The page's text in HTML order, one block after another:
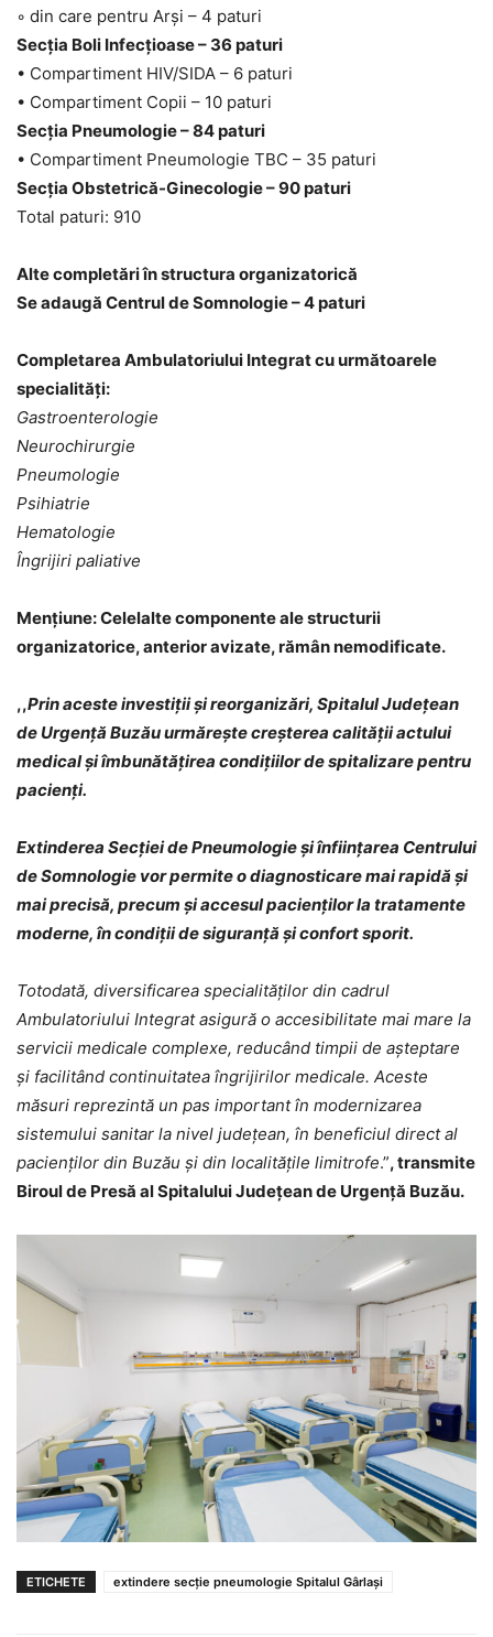
◦ din care pentru Arși – 4 paturi
Secția Boli Infecțioase – 36 paturi
• Compartiment HIV/SIDA – 6 paturi
• Compartiment Copii – 10 paturi
Secția Pneumologie – 84 paturi
• Compartiment Pneumologie TBC – 35 paturi
Secția Obstetrică-Ginecologie – 90 paturi
Total paturi: 910
Alte completări în structura organizatorică
Se adaugă Centrul de Somnologie – 4 paturi
Completarea Ambulatoriului Integrat cu următoarele
specialități:
Gastroenterologie
Neurochirurgie
Pneumologie
Psihiatrie
Hematologie
Îngrijiri paliative
Mențiune: Celelalte componente ale structurii
organizatorice, anterior avizate, rămân nemodificate.
,,Prin aceste investiții și reorganizări, Spitalul Județean
de Urgență Buzău urmărește creșterea calității actului
medical și îmbunătățirea condițiilor de spitalizare pentru
pacienți.
Extinderea Secției de Pneumologie și înființarea Centrului
de Somnologie vor permite o diagnosticare mai rapidă și
mai precisă, precum și accesul pacienților la tratamente
moderne, în condiții de siguranță și confort sporit.
Totodată, diversificarea specialităților din cadrul
Ambulatoriului Integrat asigură o accesibilitate mai mare la
servicii medicale complexe, reducând timpii de așteptare
și facilitând continuitatea îngrijirilor medicale. Aceste
măsuri reprezintă un pas important în modernizarea
sistemului sanitar la nivel județean, în beneficiul direct al
pacienților din Buzău și din localitățile limitrofe.”, transmite
Biroul de Presă al Spitalului Județean de Urgență Buzău.
ETICHETE extindere secție pneumologie Spitalul Gârlași